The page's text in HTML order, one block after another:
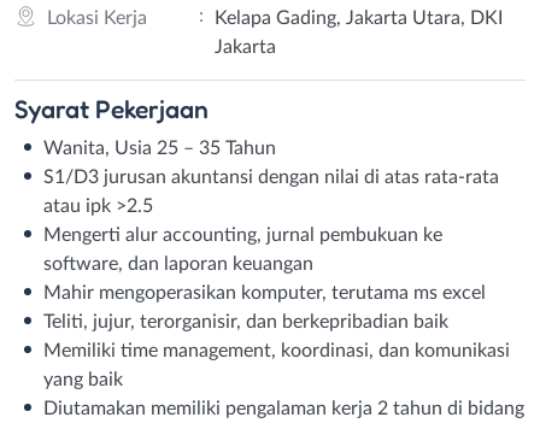
Lokasi Kerja
:
Kelapa Gading, Jakarta Utara, DKI
Jakarta
Syarat Pekerjaan
Wanita, Usia 25 – 35 Tahun
S1/D3 jurusan akuntansi dengan nilai di atas rata-rata
atau ipk >2.5
Mengerti alur accounting, jurnal pembukuan ke
software, dan laporan keuangan
Mahir mengoperasikan komputer, terutama ms excel
Teliti, jujur, terorganisir, dan berkepribadian baik
Memiliki time management, koordinasi, dan komunikasi
yang baik
Diutamakan memiliki pengalaman kerja 2 tahun di bidang